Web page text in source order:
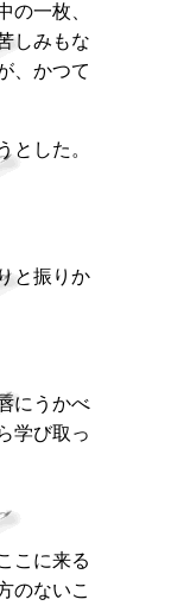
の一枚、
しみもな
、かつて
とした。
と振りか
にうかべ
学び取っ
こに来る
のないこ